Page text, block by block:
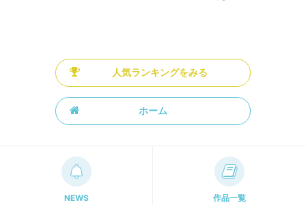
人気ランキングをみる
ホーム
NEWS 作品一覧